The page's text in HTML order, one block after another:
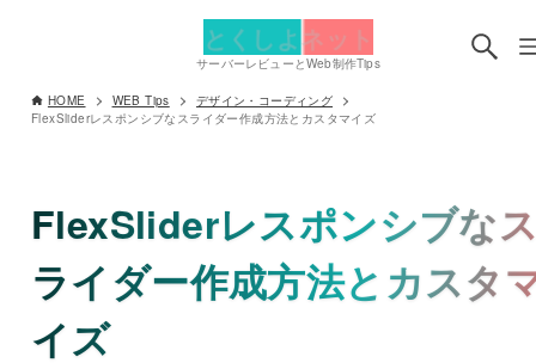
とくしよネット
サーバーレビューとWeb制作Tips
HOME WEB Tips
デザイン・コーディング
FlexSliderレスポンシブなスライダー作成方法とカスタマイズ
FlexSliderレスポンシブな
ライダー作成方法とカスタ
イズ